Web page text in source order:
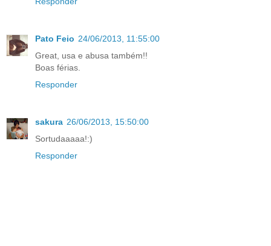
Pato Feio 24/06/2013, 11:55:00
Great, usa e abusa também!!
Boas férias.
Responder
sakura 26/06/2013, 15:50:00
Sortudaaaaa!:)
Responder